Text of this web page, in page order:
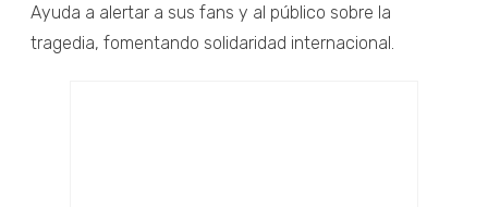
Ayuda a alertar a sus fans y al público sobre la
tragedia, fomentando solidaridad internacional.